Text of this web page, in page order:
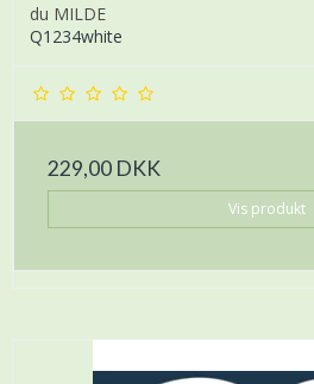
du MILDE
Q1234white
229,00 DKK
Vis produkt